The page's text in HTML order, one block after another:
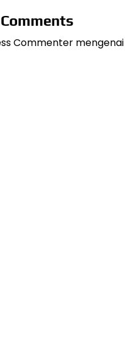
Commentermengenai